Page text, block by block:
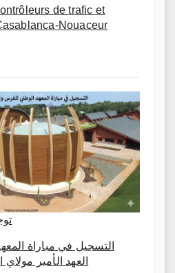
de trafic et
Nouaceur
التسجيل في مباراة
العهد الأمير مولاي الحسن